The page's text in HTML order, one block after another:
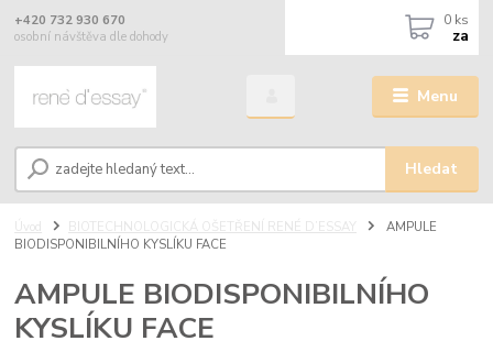
Menu
Hledat
+420 732 930 670
osobní návštěva dle dohody
0 ks
za
Úvod BIOTECHNOLOGICKÁ OŠETŘENÍ RENÉ D’ESSAY
AMPULE
BIODISPONIBILNÍHO KYSLÍKU FACE
AMPULE BIODISPONIBILNÍHO
KYSLÍKU FACE